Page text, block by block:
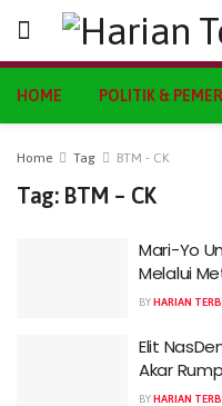
HOME POLITIK &
Home Tag BTM - CK
Tag: BTM – CK
Mari-Yo
Melalui
BYHARIAN
Elit
Akar
BYHARIAN